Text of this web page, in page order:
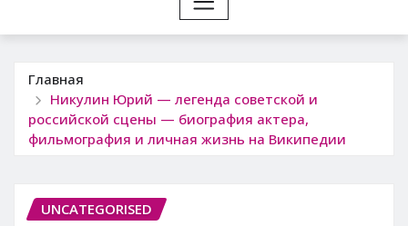
Главная
Никулин Юрий — легенда советской и
российской сцены — биография актера,
фильмография и личная жизнь на Википедии
UNCATEGORISED